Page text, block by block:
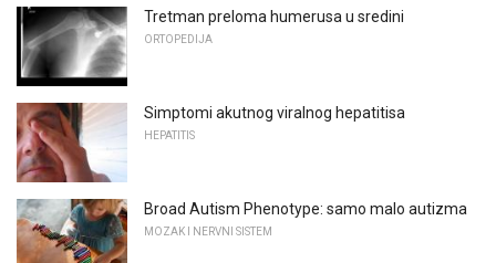
Tretman preloma humerusa u sredini
ORTOPEDIJA
Simptomi akutnog viralnog hepatitisa
HEPATITIS
Broad Autism Phenotype: samo malo autizma
MOZAK I NERVNI SISTEM